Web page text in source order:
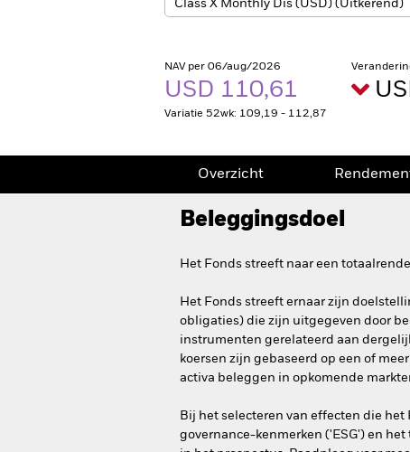
NAV per 06/aug/2026
USD 110,61
Variatie 52wk: 109,19 - 112,87
Overzicht
Beleggingsdoel
Het Fonds streeft naar een
Het Fonds streeft ernaar zijn
obligaties) die zijn uitgegeven door
instrumenten gerelateerd aan
koersen zijn gebaseerd op een of
activa beleggen in opkomende
Bij het selecteren van effecten die
governance-kenmerken ('ESG') en